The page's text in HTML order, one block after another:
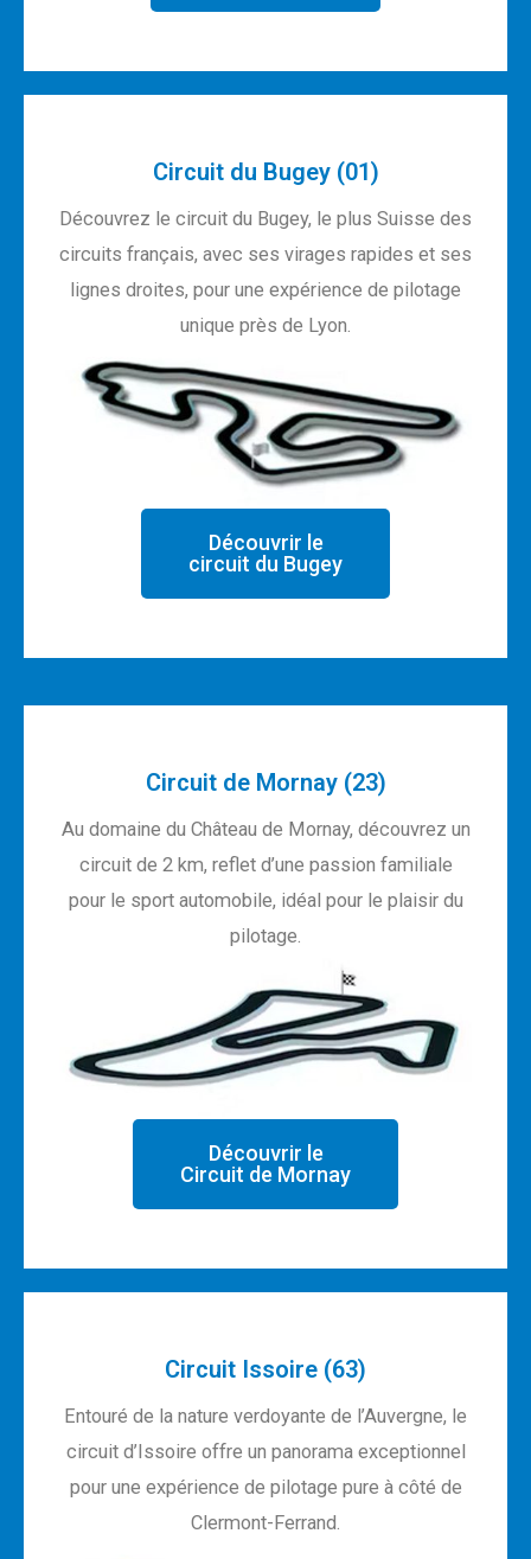
Circuit du Bugey (01)
Découvrez le circuit du Bugey, le plus Suisse des
circuits français, avec ses virages rapides et ses
lignes droites, pour une expérience de pilotage
unique près de Lyon.
Découvrir le
circuit du Bugey
Circuit de Mornay (23)
Au domaine du Château de Mornay, découvrez un
circuit de 2 km, reflet d’une passion familiale
pour le sport automobile, idéal pour le plaisir du
pilotage.
Découvrir le
Circuit de Mornay
Circuit Issoire (63)
Entouré de la nature verdoyante de l’Auvergne, le
circuit d’Issoire offre un panorama exceptionnel
pour une expérience de pilotage pure à côté de
Clermont-Ferrand.